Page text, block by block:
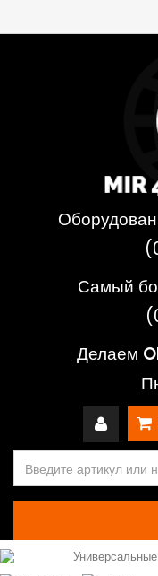
Самый
Делаем